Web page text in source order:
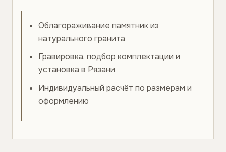
Облагораживание памятник из
натурального гранита
Гравировка, подбор комплектации и
установка в Рязани
Индивидуальный расчёт по размерам и
оформлению